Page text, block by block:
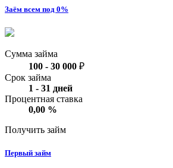
Заём всем под 0%
Сумма займа
100 - 30 000 ₽
Срок займа
1 - 31 дней
Процентная ставка
0,00 %
Получить займ
Первый займ